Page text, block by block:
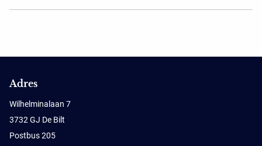
Adres
Wilhelminalaan 7
3732 GJ De Bilt
Postbus 205